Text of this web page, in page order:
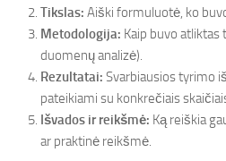
Tikslas: Aiški formuluotė, ko
Metodologija: Kaip buvo atliktas
duomenų analizė).
Rezultatai: Svarbiausios tyrimo
pateikiami su konkrečiais
Išvados ir reikšmė: Ką reiškia
ar praktinė reikšmė.